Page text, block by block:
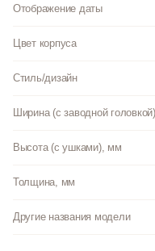
Отображение даты
Цвет корпуса
Стиль/дизайн
Ширина (с заводной
Высота (с ушками), мм
Толщина, мм
Другие названия модели